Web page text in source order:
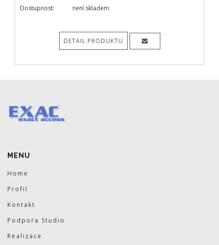
Dostupnost:
není skladem
DETAIL PRODUKTU
MENU
Home
Profil
Kontakt
Podpora Studio
Realizace